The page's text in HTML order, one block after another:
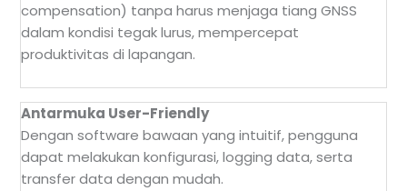
compensation) tanpa harus menjaga tiang GNSS
dalam kondisi tegak lurus, mempercepat
produktivitas di lapangan.
Antarmuka User-Friendly
Dengan software bawaan yang intuitif, pengguna
dapat melakukan konfigurasi, logging data, serta
transfer data dengan mudah.